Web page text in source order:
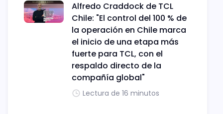
Alfredo Craddock de TCL
Chile: "El control del 100 % de
la operación en Chile marca
el inicio de una etapa más
fuerte para TCL, con el
respaldo directo de la
compañía global"
Lectura de 16 minutos